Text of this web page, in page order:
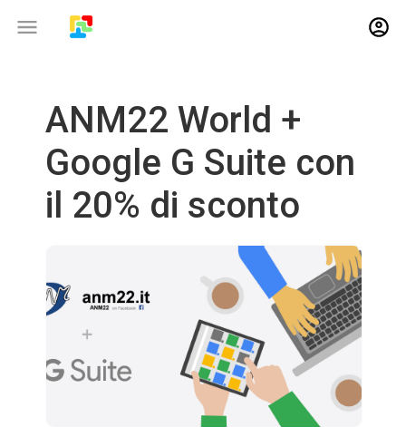
ANM22 World +
Google G Suite con
il 20% di sconto